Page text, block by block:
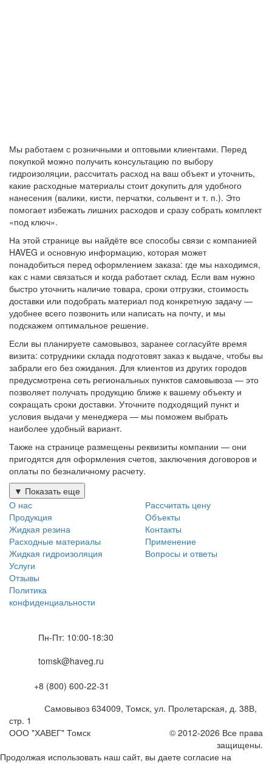
Мы работаем с розничными и оптовыми клиентами. Перед
покупкой можно получить консультацию по выбору
гидроизоляции, рассчитать расход на ваш объект и уточнить,
какие расходные материалы стоит докупить для удобного
нанесения (валики, кисти, перчатки, сольвент и т. п.). Это
помогает избежать лишних расходов и сразу собрать комплект
«под ключ».
На этой странице вы найдёте все способы связи с компанией
HAVEG и основную информацию, которая может
понадобиться перед оформлением заказа: где мы находимся,
как с нами связаться и когда работает склад. Если вам нужно
быстро уточнить наличие товара, сроки отгрузки, стоимость
доставки или подобрать материал под конкретную задачу —
удобнее всего позвонить или написать на почту, и мы
подскажем оптимальное решение.
Если вы планируете самовывоз, заранее согласуйте время
визита: сотрудники склада подготовят заказ к выдаче, чтобы вы
забрали его без ожидания. Для клиентов из других городов
предусмотрена сеть региональных пунктов самовывоза — это
позволяет получать продукцию ближе к вашему объекту и
сокращать сроки доставки. Уточните подходящий пункт и
условия выдачи у менеджера — мы поможем выбрать
наиболее удобный вариант.
Также на странице размещены реквизиты компании — они
пригодятся для оформления счетов, заключения договоров и
оплаты по безналичному расчету.
▼ Показать еще
О нас
Продукция
Жидкая резина
Расходные материалы
Жидкая гидроизоляция
Услуги
Отзывы
Политика
конфиденциальности
Рассчитать цену
Объекты
Контакты
Применение
Вопросы и ответы
Пн-Пт: 10:00-18:30
tomsk@haveg.ru
+8 (800) 600-22-31
Самовывоз 634009, Томск, ул. Пролетарская, д. 38В,
стр. 1
ООО "ХАВЕГ" Томск
© 2012-2026 Все права
защищены.
Продолжая использовать наш сайт, вы даете согласие на